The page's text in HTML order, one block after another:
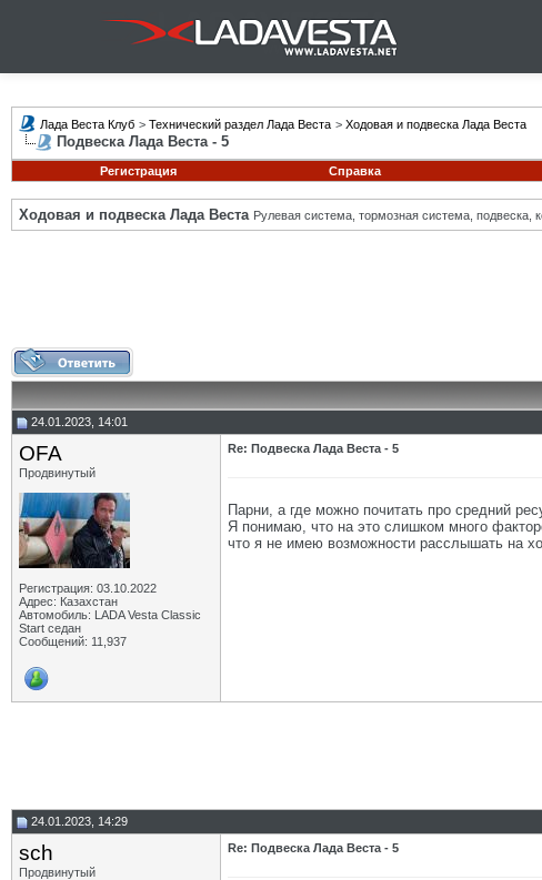
Лада Веста Клуб > Технический раздел Лада Веста > Ходовая и подвеска Лада Веста
Подвеска Лада Веста - 5
Регистрация
Справка
Ходовая и подвеска Лада Веста Рулевая система, тормозная система, подвеска,
24.01.2023, 14:01
OFA
Продвинутый
Регистрация: 03.10.2022
Адрес: Казахстан
Автомобиль: LADA Vesta Classic
Start седан
Сообщений: 11,937
Re: Подвеска Лада Веста - 5
Парни, а где можно почитать про средний
Я понимаю, что на это слишком много
что я не имею возможности расслышать на
24.01.2023, 14:29
sch
Продвинутый
Re: Подвеска Лада Веста - 5